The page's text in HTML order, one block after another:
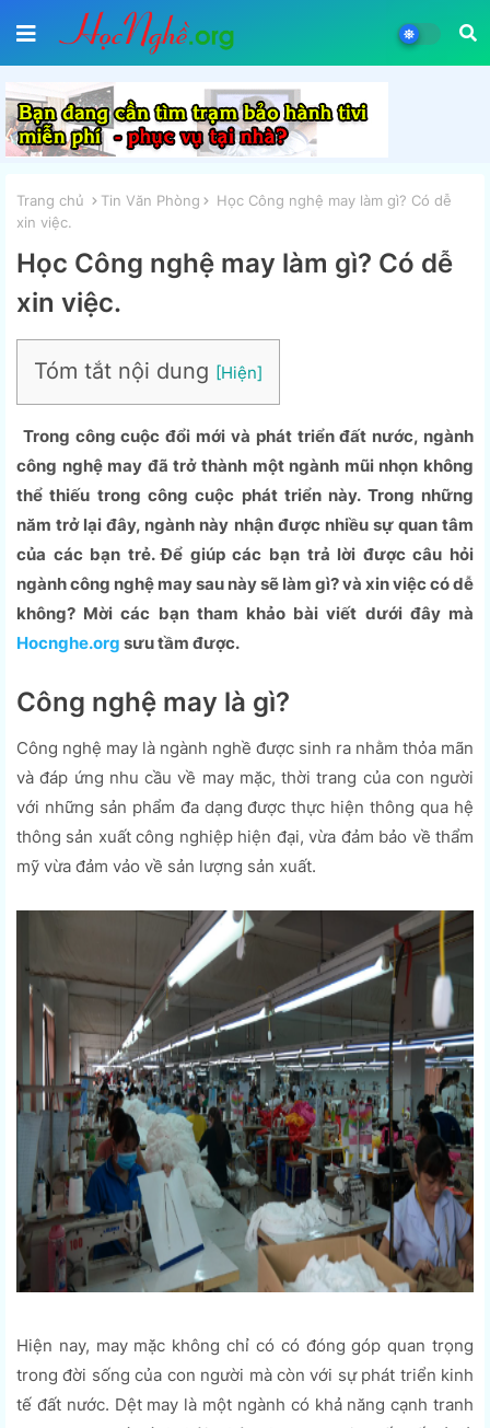
Trang chủ Tin Văn Phòng
Học Công nghệ may làm gì? Có dễ
xin việc.
Học Công nghệ may làm gì? Có dễ
xin việc.
Tóm tắt nội dung
Trong công cuộc đổi mới và phát triển đất nước, ngành
công nghệ may đã trở thành một ngành mũi nhọn không
thể thiếu trong công cuộc phát triển này. Trong những
năm trở lại đây, ngành này nhận được nhiều sự quan tâm
của các bạn trẻ. Để giúp các bạn trả lời được câu hỏi
ngành công nghệ may sau này sẽ làm gì? và xin việc có dễ
không? Mời các bạn tham khảo bài viết dưới đây mà
Hocnghe.org sưu tầm được.
Công nghệ may là gì?
Công nghệ may là ngành nghề được sinh ra nhằm thỏa mãn
và đáp ứng nhu cầu về may mặc, thời trang của con người
với những sản phẩm đa dạng được thực hiện thông qua hệ
thông sản xuất công nghiệp hiện đại, vừa đảm bảo về thẩm
mỹ vừa đảm vảo về sản lượng sản xuất.
Hiện nay, may mặc không chỉ có có đóng góp quan trọng
trong đời sống của con người mà còn với sự phát triển kinh
tế đất nước. Dệt may là một ngành có khả năng cạnh tranh